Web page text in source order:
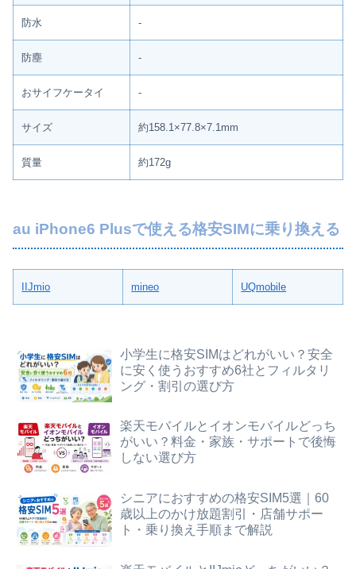
防水 ‐
防塵 ‐
おサイフケータイ ‐
サイズ 約158.1×77.8×7.1mm
質量 約172g
au iPhone6 Plusで使える格安SIMに乗り換える
IIJmio mineo UQmobile
小学生に格安SIMはどれがいい？安全
に安く使うおすすめ6社とフィルタリ
ング・割引の選び方
楽天モバイルとイオンモバイルどっち
がいい？料金・家族・サポートで後悔
しない選び方
シニアにおすすめの格安SIM5選｜60
歳以上のかけ放題割引・店舗サポー
ト・乗り換え手順まで解説